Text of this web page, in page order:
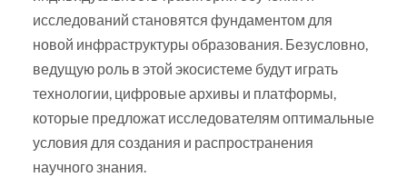
исследований становятся фундаментом для
новой инфраструктуры образования. Безусловно,
ведущую роль в этой экосистеме будут играть
технологии, цифровые архивы и платформы,
которые предложат исследователям оптимальные
условия для создания и распространения
научного знания.